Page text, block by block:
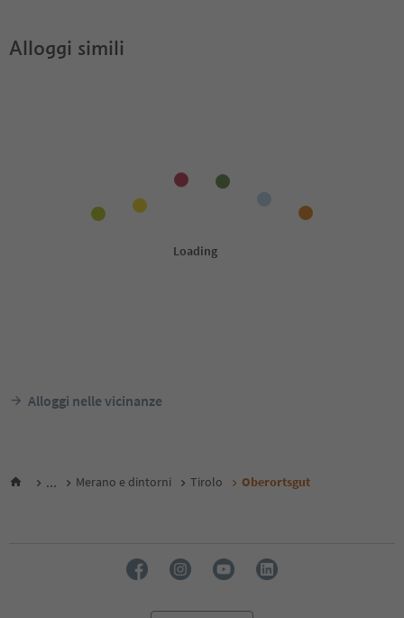
Alloggi simili
Alloggi nelle vicinanze
... Merano e dintorni Tirolo Oberortsgut